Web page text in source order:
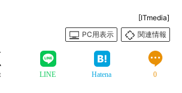
[ITmedia]
PC用表示
関連情報
LINE Hatena 0